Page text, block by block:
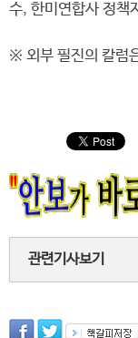
수, 한미연합사 정책
※ 외부 필진의 칼럼
관련기사보기